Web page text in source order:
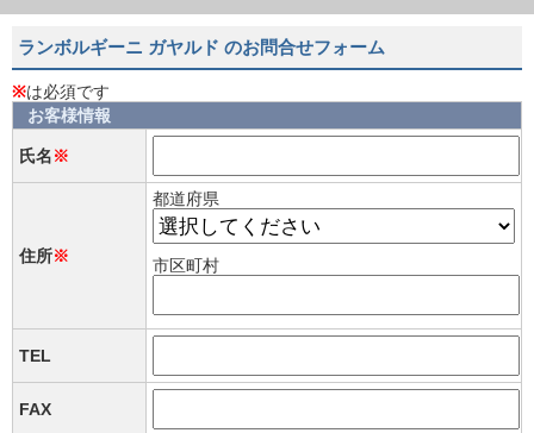
ランボルギーニ ガヤルド のお問合せフォーム
※は必須です
お客様情報
氏名※
住所※
都道府県
市区町村
TEL
FAX